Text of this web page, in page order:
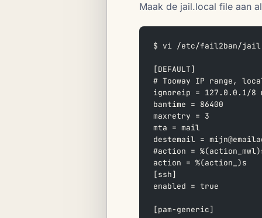
Maak de jail.local file aan
$ vi /etc/fail2ban/
[DEFAULT]
# Tooway IP range,
ignoreip = 127.0.0.1/8
bantime = 86400
maxretry = 3
mta = mail
destemail =
#action =
action = %(action_)s
[ssh]
enabled = true
[pam-generic]